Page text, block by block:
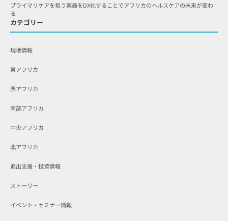
プライマリケアを担う薬局をDX化することでアフリカのヘルスケアの未来が変わ
る
カテゴリー
現地情報
東アフリカ
西アフリカ
南部アフリカ
中央アフリカ
北アフリカ
進出支援・投資情報
ストーリー
イベント・セミナー情報